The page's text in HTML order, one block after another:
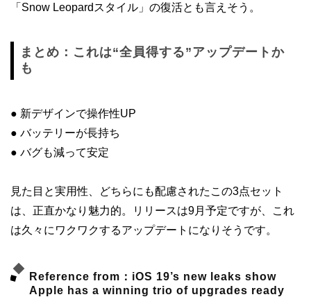
「Snow Leopardスタイル」の復活とも言えそう。
まとめ：これは“全員得する”アップデートか
も
● 新デザインで操作性UP
● バッテリーが長持ち
● バグも減って安定
見た目と実用性、どちらにも配慮されたこの3点セット
は、正直かなり魅力的。リリースは9月予定ですが、これ
は久々にワクワクするアップデートになりそうです。
Reference from：iOS 19’s new leaks show
Apple has a winning trio of upgrades ready